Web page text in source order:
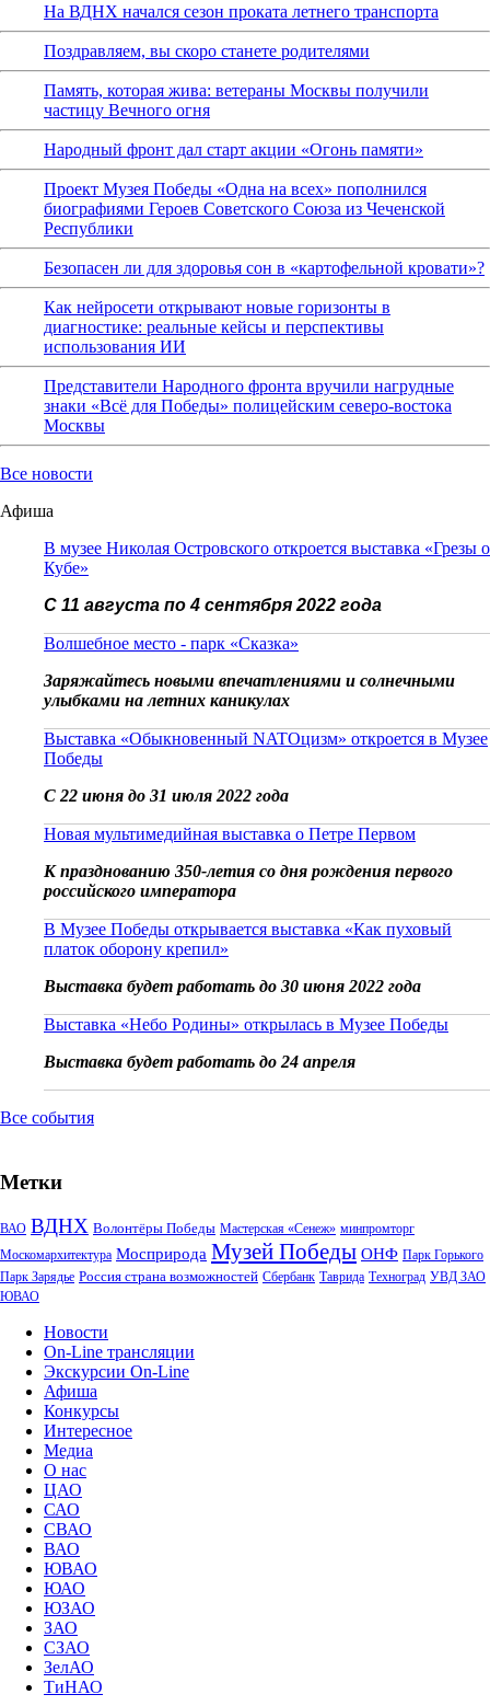
На ВДНХ начался сезон проката летнего транспорта
Поздравляем, вы скоро станете родителями
Память, которая жива: ветераны Москвы получили
частицу Вечного огня
Народный фронт дал старт акции «Огонь памяти»
Проект Музея Победы «Одна на всех» пополнился
биографиями Героев Советского Союза из Чеченской
Республики
Безопасен ли для здоровья сон в «картофельной кровати»?
Как нейросети открывают новые горизонты в
диагностике: реальные кейсы и перспективы
использования ИИ
Представители Народного фронта вручили нагрудные
знаки «Всё для Победы» полицейским северо-востока
Москвы
Все новости
Афиша
В музее Николая Островского откроется выставка «Грезы о
Кубе»
С 11 августа по 4 сентября 2022 года
Волшебное место - парк «Сказка»
Заряжайтесь новыми впечатлениями и солнечными
улыбками на летних каникулах
Выставка «Обыкновенный NATOцизм» откроется в Музее
Победы
С 22 июня до 31 июля 2022 года
Новая мультимедийная выставка о Петре Первом
К празднованию 350-летия со дня рождения первого
российского императора
В Музее Победы открывается выставка «Как пуховый
платок оборону крепил»
Выставка будет работать до 30 июня 2022 года
Выставка «Небо Родины» открылась в Музее Победы
Выставка будет работать до 24 апреля
Все события
Метки
ВАО ВДНХ Волонтёры Победы Мастерская «Сенеж» минпромторг
Москомархитектура Мосприрода Музей Победы ОНФ Парк Горького
Парк Зарядье Россия страна возможностей Сбербанк Таврида Техноград УВД ЗАО
ЮВАО
Новости
On-Line трансляции
Экскурсии On-Line
Афиша
Конкурсы
Интересное
Медиа
О нас
ЦАО
САО
СВАО
ВАО
ЮВАО
ЮАО
ЮЗАО
ЗАО
СЗАО
ЗелАО
ТиНАО